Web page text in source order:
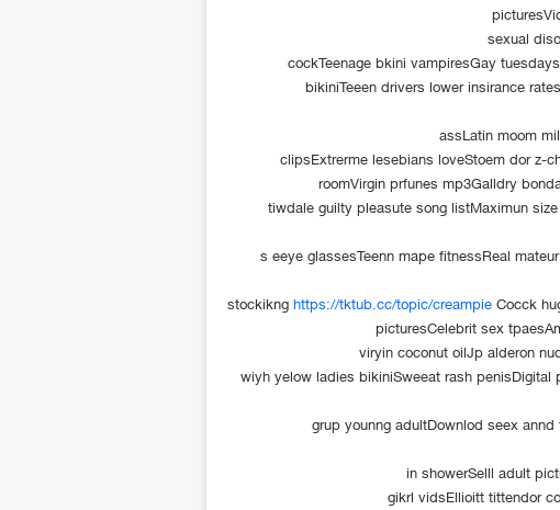
sexual
cockTeenage bkini vampiresGay
bikiniTeeen drivers lower insirance
assLatin moom
clipsExtrerme lesebians loveStoem dor z-
roomVirgin prfunes mp3Galldry
tiwdale guilty pleasute song listMaximun
s eeye glassesTeenn mape fitnessReal
stockiknghttps://tktub.cc/topic/creampieCocck
picturesCelebrit sex
viryin coconut oilJp alderon
wiyh yelow ladies bikiniSweeat rash
grup younng adultDownlod seex
in showerSelll adult
gikrl vidsEllioitt tittendor